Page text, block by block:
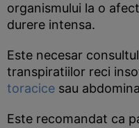
organismului la o
durere intensa.
Este necesar
transpiratiilor reci
toracice sau
Este recomandat ca